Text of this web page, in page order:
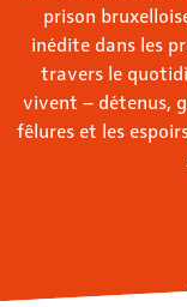
prison
inédite dans les
travers le
vivent – détenus,
fêlures et les